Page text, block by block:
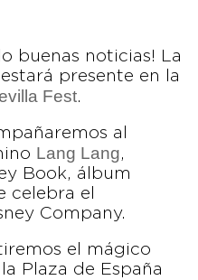
buenas noticias! La
presente en la
Fest.
al
Lang Lang,
Book, álbum
celebra el
Company.
el mágico
Plaza de España